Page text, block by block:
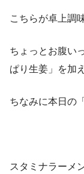
こちらが卓上調
ちょっとお腹い
ぱり生姜」を加
ちなみに本日の
スタミナラーメ